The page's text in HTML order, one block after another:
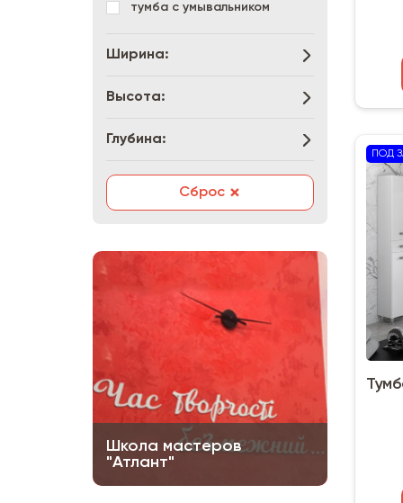
тумба с умывальником
Ширина:
Высота:
Глубина:
Сброс ×
Школа мастеров
"Атлант"
ПОД